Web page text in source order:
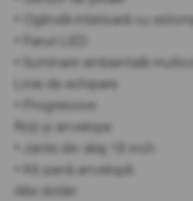
• Oglindă interioară cu
• Faruri LED
• Iluminare ambientală
Linie de echipare
• Progressive
Roți și anvelope
• Jante din aliaj 18 inch
• Kit pană anvelopă
Alte dotări